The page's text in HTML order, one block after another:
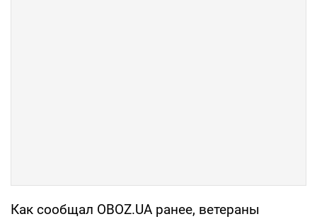
Как сообщал OBOZ.UA ранее, ветераны